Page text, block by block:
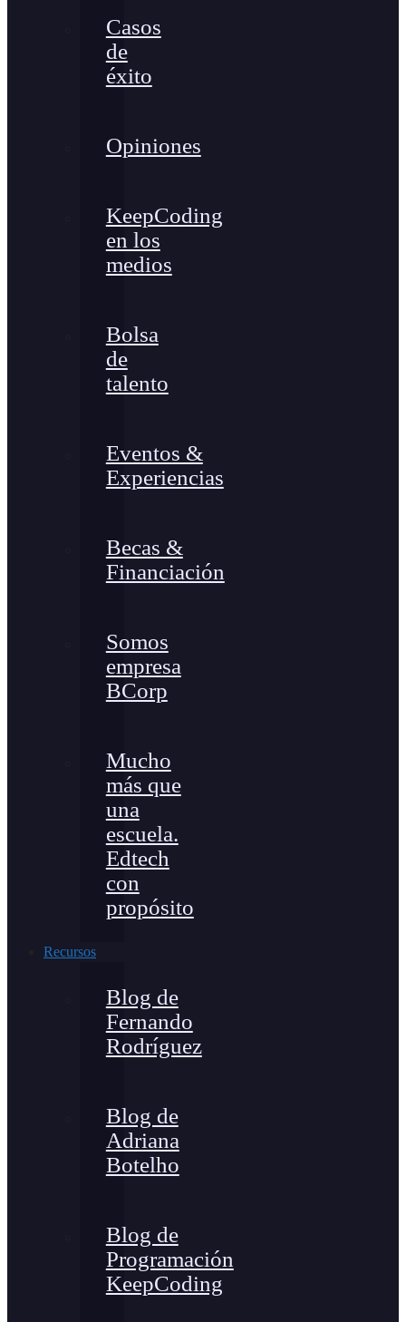
Casos
de
éxito
Opiniones
KeepCoding
en los
medios
Bolsa
de
talento
Eventos &
Experiencias
Becas &
Financiación
Somos
empresa
BCorp
Mucho
más que
una
escuela.
Edtech
con
propósito
Recursos
Blog de
Fernando
Rodríguez
Blog de
Adriana
Botelho
Blog de
Programación
KeepCoding